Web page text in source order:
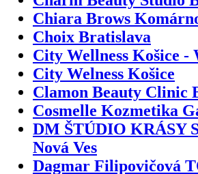
Chiara Brows
Choix Bratislava
City Wellness Košice -
City Welness Košice
Clamon Beauty Clinic
Cosmelle Kozmetika
DM ŠTÚDIO KRÁSY
Nová Ves
Dagmar Filipovičová